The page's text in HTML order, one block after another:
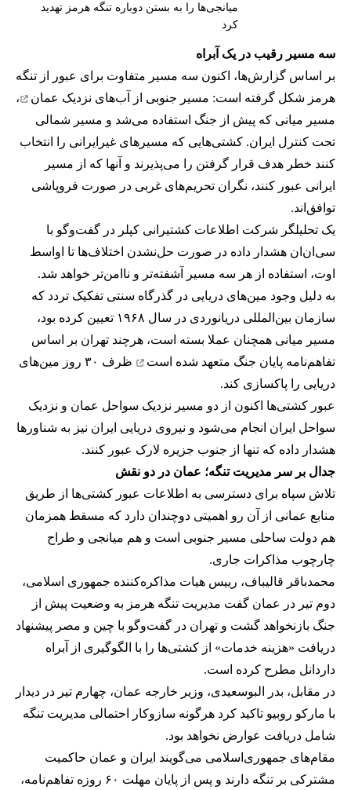
میانجی‌ها را به بستن دوباره تنگه هرمز تهدید
کرد
سه مسیر رقیب در یک آبراه
بر اساس گزارش‌ها، اکنون سه مسیر متفاوت برای عبور از تنگه
هرمز شکل گرفته است: مسیر جنوبی از
آب‌های نزدیک عمان
،
مسیر میانی که پیش از جنگ استفاده می‌شد و مسیر شمالی
تحت کنترل ایران. کشتی‌هایی که مسیرهای غیرایرانی را انتخاب
کنند خطر هدف قرار گرفتن را می‌پذیرند و آنها که از مسیر
ایرانی عبور کنند، نگران تحریم‌های غربی در صورت فروپاشی
توافق‌اند.
یک تحلیلگر شرکت اطلاعات کشتیرانی کپلر در گفت‌و‌گو با
سی‌ان‌ان هشدار داده در صورت حل‌نشدن اختلاف‌ها تا اواسط
اوت، استفاده از هر سه مسیر آشفته‌تر و ناامن‌تر خواهد شد.
به دلیل وجود مین‌های دریایی در گذرگاه سنتی تفکیک تردد که
سازمان بین‌المللی دریانوردی در سال ۱۹۶۸ تعیین کرده بود،
مسیر میانی همچنان عملا بسته است، هرچند تهران بر اساس
تفاهم‌نامه پایان جنگ متعهد شده است
ظرف ۳۰ روز مین‌های
دریایی را پاکسازی کند.
عبور کشتی‌ها اکنون از دو مسیر نزدیک سواحل عمان و نزدیک
سواحل ایران انجام می‌شود و نیروی دریایی ایران نیز به شناورها
هشدار داده که تنها از جنوب جزیره لارک عبور کنند.
جدال بر سر مدیریت تنگه؛ عمان در دو نقش
تلاش سپاه برای دسترسی به اطلاعات عبور کشتی‌ها از طریق
منابع عمانی از آن رو اهمیتی دوچندان دارد که مسقط همزمان
هم دولت ساحلی مسیر جنوبی است و هم میانجی و طراح
چارچوب مذاکرات جاری.
محمدباقر قالیباف، رییس هیات مذاکره‌کننده جمهوری اسلامی،
دوم تیر در عمان گفت مدیریت تنگه هرمز به وضعیت پیش از
جنگ بازنخواهد گشت و تهران در گفت‌وگو با چین و مصر پیشنهاد
دریافت «هزینه خدمات» از کشتی‌ها را با الگوگیری از آبراه
داردانل مطرح کرده است.
در مقابل، بدر البوسعیدی، وزیر خارجه عمان، چهارم تیر در دیدار
با مارکو روبیو تاکید کرد هرگونه سازوکار احتمالی مدیریت تنگه
شامل دریافت عوارض نخواهد بود.
مقام‌های جمهوری‌اسلامی می‌گویند ایران و عمان حاکمیت
مشترکی بر تنگه دارند و پس از پایان مهلت ۶۰ روزه تفاهم‌نامه،